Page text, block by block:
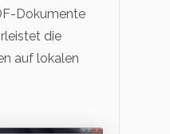
Dokumente
die
auf lokalen